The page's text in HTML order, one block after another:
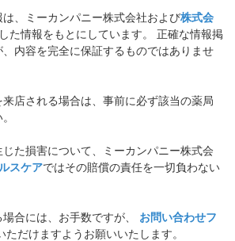
、ミーカンパニー株式会社および株式会
た情報をもとにしています。 正確な情報掲
内容を完全に保証するものではありませ
店される場合は、事前に必ず該当の薬局
た損害について、ミーカンパニー株式会
スケアではその賠償の責任を一切負わない
合には、お手数ですが、 お問い合わせフ
ただけますようお願いいたします。